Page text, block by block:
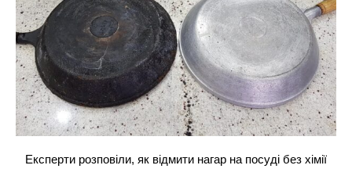
Експерти розповіли, як відмити нагар на посуді без хімії